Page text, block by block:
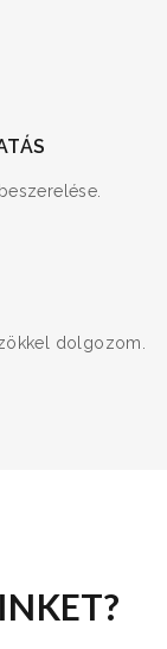
dolgozom.